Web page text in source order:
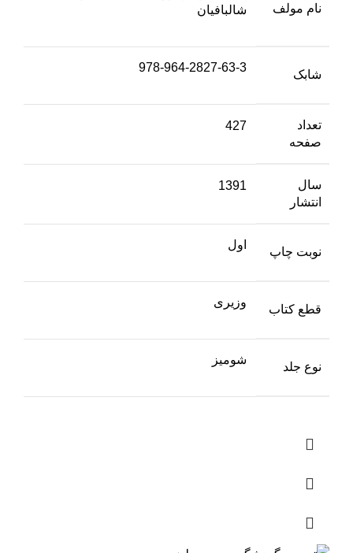
نام مولف
شالبافیان
شابک
978-964-2827-63-3
تعداد
صفحه
427
سال
انتشار
1391
نوبت چاپ
اول
قطع کتاب
وزیری
نوع جلد
شومیز